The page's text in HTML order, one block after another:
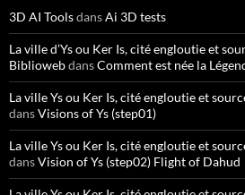
3D AI ToolsdansAi 3D tests
La ville d’Ys ou Ker Is, cité engloutie et
BibliowebdansComment est née la
La ville Ys ou Ker Is, cité engloutie et
dansVisions of Ys (step01)
La ville Ys ou Ker Is, cité engloutie et
dansVision of Ys (step02) Flight of Dahud